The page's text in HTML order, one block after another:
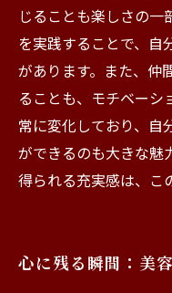
じることも楽しさの一
を実践することで、自
があります。また、仲
ることも、モチベーシ
常に変化しており、自
ができるのも大きな魅
得られる充実感は、こ
心に残る瞬間：美